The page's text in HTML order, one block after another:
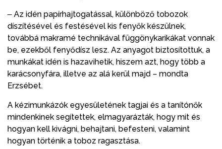
‒ Az idén papírhajtogatással, különböző tobozok
díszítésével és festésével kis fenyők készülnek,
továbbá makramé technikával függönykarikákat vonnak
be, ezekből fenyődísz lesz. Az anyagot biztosítottuk, a
munkákat idén is hazavihetik, hiszem azt, hogy több a
karácsonyfára, illetve az alá kerül majd – mondta
Erzsébet.
A kézimunkázók egyesületének tagjai és a tanítónők
mindenkinek segítettek, elmagyarázták, hogy mit és
hogyan kell kivágni, behajtani, befesteni, valamint
hogyan történik a toboz ragasztása.